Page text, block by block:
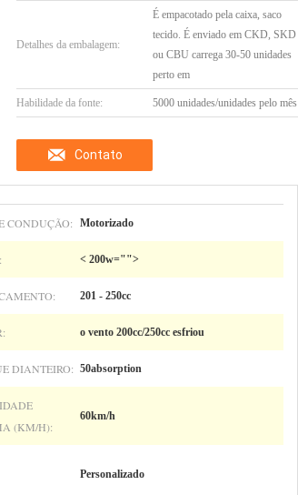
Detalhes da embalagem:
É empacotado pela caixa, saco
tecido. É enviado em CKD, SKD
ou CBU carrega 30-50 unidades
perto em
Habilidade da fonte: 5000 unidades/unidades pelo mês
Contato
CONDUÇÃO: Motorizado
< 200w="">
201 - 250cc
o vento 200cc/250cc esfriou
DIANTEIRO: 50absorption
(KM/H):
60km/h
Personalizado